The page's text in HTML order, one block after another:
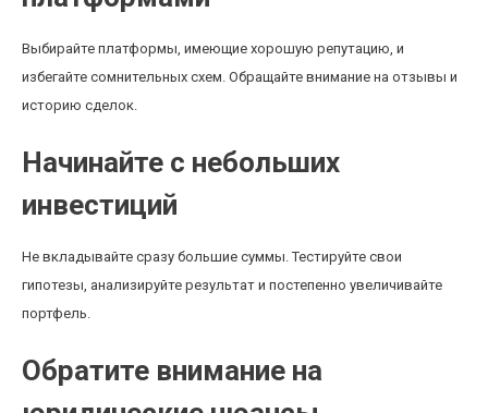
Выбирайте платформы, имеющие хорошую репутацию, и
избегайте сомнительных схем. Обращайте внимание на отзывы и
историю сделок.
Начинайте с небольших
инвестиций
Не вкладывайте сразу большие суммы. Тестируйте свои
гипотезы, анализируйте результат и постепенно увеличивайте
портфель.
Обратите внимание на